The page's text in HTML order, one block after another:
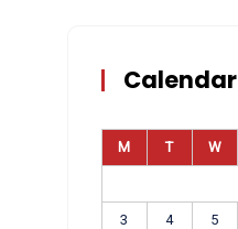
Calendar
M T W
3 4 5